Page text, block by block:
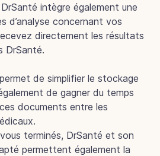
DrSanté intègre également une
d’analyse concernant vos
directement les résultats
DrSanté.
de simplifier le stockage
de gagner du temps
documents entre les
terminés, DrSanté et son
permettent également la